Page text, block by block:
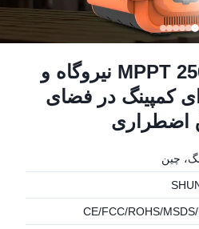
کنترل کننده MPPT 2500W نیروگاه و
کمپینگ در فضای
اضطراری
چین
CE/FCC/ROHS/